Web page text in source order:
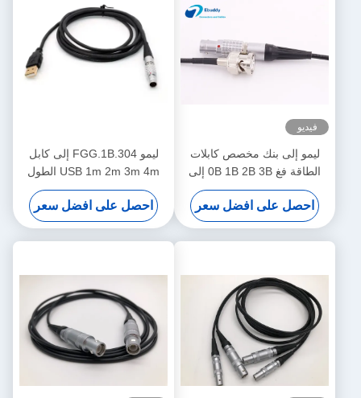
فيديو
ليمو إلى بنك مخصص كابلات
الطاقة فغ 0B 1B 2B 3B إلى
بنك كابل الذكور والإناث
احصل على افضل سعر
ليمو FGG.1B.304 إلى كابل
USB 1m 2m 3m 4m الطول
المخصص كابل بيانات OEM
احصل على افضل سعر